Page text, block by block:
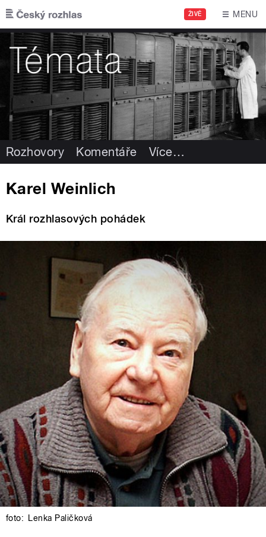
Přejít k hlavnímu obsahu
ŽIVĚ MENU
Rozhovory Komentáře Více…
Karel Weinlich
Král rozhlasových pohádek
foto: Lenka Paličková